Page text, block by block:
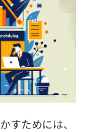
すためには、